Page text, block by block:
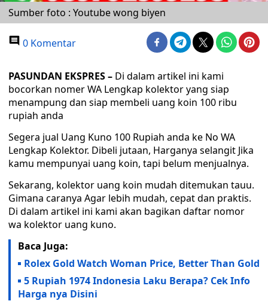
Sumber foto : Youtube wong biyen
0 Komentar
PASUNDAN EKSPRES– Di dalam artikel ini kami
bocorkan nomer WA Lengkap kolektor yang siap
menampung dan siap membeli uang koin 100 ribu
rupiah anda
Segera jual Uang Kuno 100 Rupiah anda ke No WA
Lengkap Kolektor. Dibeli jutaan, Harganya selangit Jika
kamu mempunyai uang koin, tapi belum menjualnya.
Sekarang, kolektor uang koin mudah ditemukan tauu.
Gimana caranya Agar lebih mudah, cepat dan praktis.
Di dalam artikel ini kami akan bagikan daftar nomor
wa kolektor uang kuno.
Baca Juga:
Rolex Gold Watch Woman Price, Better Than Gold
5 Rupiah 1974 Indonesia Laku Berapa? Cek Info
Harga nya Disini